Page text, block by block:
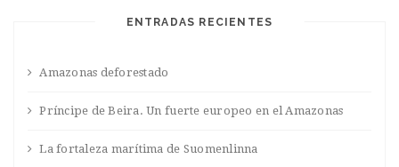
ENTRADAS RECIENTES
Amazonas deforestado
Príncipe de Beira. Un fuerte europeo en el Amazonas
La fortaleza marítima de Suomenlinna